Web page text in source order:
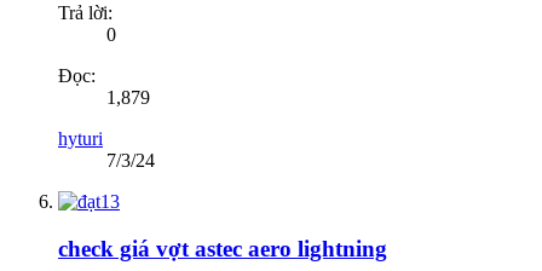
Trả lời:
0
Đọc:
1,879
hyturi
7/3/24
check giá vợt astec aero lightning